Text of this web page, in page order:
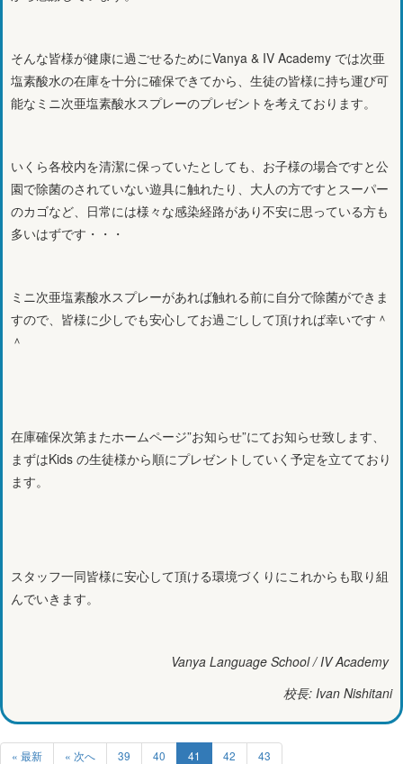
そんな皆様が健康に過ごせるためにVanya & IV Academy では次亜
塩素酸水の在庫を十分に確保できてから、生徒の皆様に持ち運び可
能なミニ次亜塩素酸水スプレーのプレゼントを考えております。
いくら各校内を清潔に保っていたとしても、お子様の場合ですと公
園で除菌のされていない遊具に触れたり、大人の方ですとスーパー
のカゴなど、日常には様々な感染経路があり不安に思っている方も
多いはずです・・・
ミニ次亜塩素酸水スプレーがあれば触れる前に自分で除菌ができま
すので、皆様に少しでも安心してお過ごしして頂ければ幸いです＾
＾
在庫確保次第またホームページ”お知らせ”にてお知らせ致します、
まずはKids の生徒様から順にプレゼントしていく予定を立てており
ます。
スタッフ一同皆様に安心して頂ける環境づくりにこれからも取り組
んでいきます。
Vanya Language School / IV Academy
校長: Ivan Nishitani
« 最新 « 次へ 39 40 41 42 43